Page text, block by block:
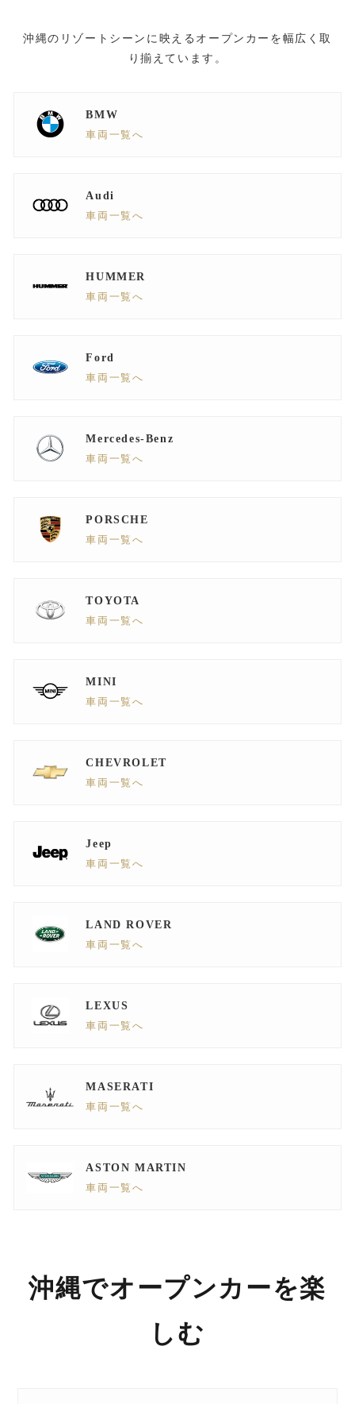
沖縄のリゾートシーンに映えるオープンカーを幅広く取
り揃えています。
BMW
車両一覧へ
Audi
車両一覧へ
HUMMER
車両一覧へ
Ford
車両一覧へ
Mercedes-Benz
車両一覧へ
PORSCHE
車両一覧へ
TOYOTA
車両一覧へ
MINI
車両一覧へ
CHEVROLET
車両一覧へ
Jeep
車両一覧へ
LAND ROVER
車両一覧へ
LEXUS
車両一覧へ
MASERATI
車両一覧へ
ASTON MARTIN
車両一覧へ
沖縄でオープンカーを楽
しむ